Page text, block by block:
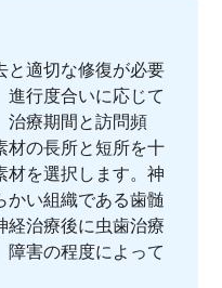
と適切な修復が必要
進行度合いに応じて
治療期間と訪問頻
材の長所と短所を十
材を選択します。神
かい組織である歯髄
経治療後に虫歯治療
障害の程度によって